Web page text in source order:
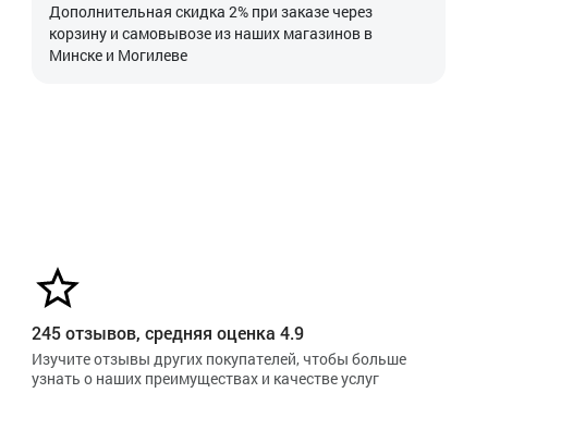
Дополнительная скидка 2% при заказе через
корзину и самовывозе из наших магазинов в
Минске и Могилеве
245 отзывов, средняя оценка 4.9
Изучите отзывы других покупателей, чтобы больше
узнать о наших преимуществах и качестве услуг